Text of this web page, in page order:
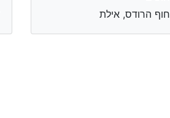
חוף הרודס, אילת